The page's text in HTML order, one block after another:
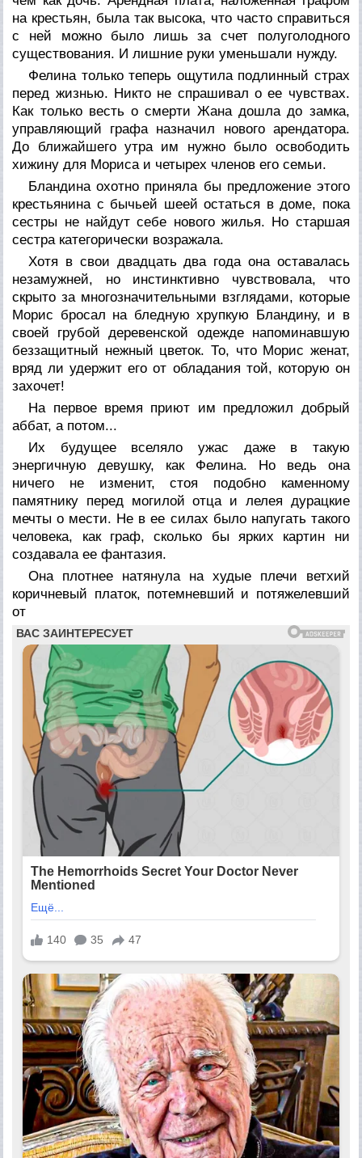
на крестьян, была так высока, что часто справиться
с ней можно было лишь за счет полуголодного
существования. И лишние руки уменьшали нужду.
Фелина только теперь ощутила подлинный страх
перед жизнью. Никто не спрашивал о ее чувствах.
Как только весть о смерти Жана дошла до замка,
управляющий графа назначил нового арендатора.
До ближайшего утра им нужно было освободить
хижину для Мориса и четырех членов его семьи.
Бландина охотно приняла бы предложение этого
крестьянина с бычьей шеей остаться в доме, пока
сестры не найдут себе нового жилья. Но старшая
сестра категорически возражала.
Хотя в свои двадцать два года она оставалась
незамужней, но инстинктивно чувствовала, что
скрыто за многозначительными взглядами, которые
Морис бросал на бледную хрупкую Бландину, и в
своей грубой деревенской одежде напоминавшую
беззащитный нежный цветок. То, что Морис женат,
вряд ли удержит его от обладания той, которую он
захочет!
На первое время приют им предложил добрый
аббат, а потом...
Их будущее вселяло ужас даже в такую
энергичную девушку, как Фелина. Но ведь она
ничего не изменит, стоя подобно каменному
памятнику перед могилой отца и лелея дурацкие
мечты о мести. Не в ее силах было напугать такого
человека, как граф, сколько бы ярких картин ни
создавала ее фантазия.
Она плотнее натянула на худые плечи ветхий
коричневый платок, потемневший и потяжелевший
от